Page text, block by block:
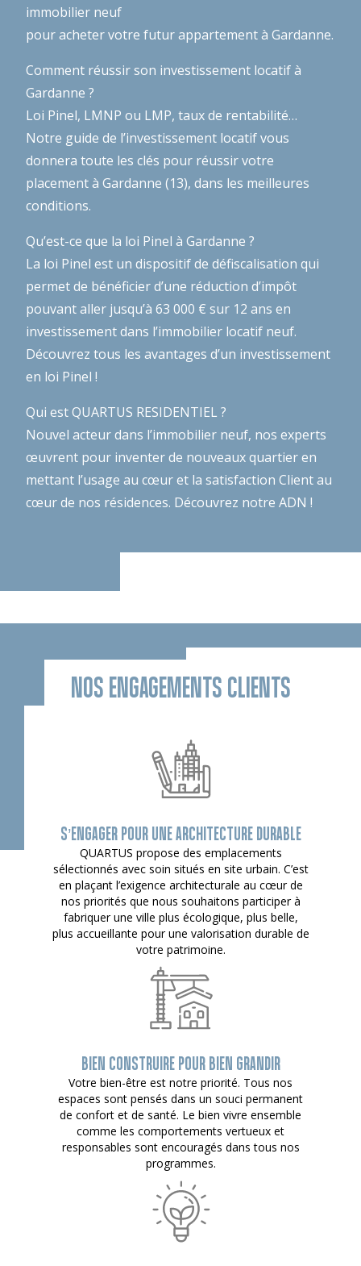
immobilier neuf
pour acheter votre futur appartement à Gardanne.
Comment réussir son investissement locatif à
Gardanne ?
Loi Pinel, LMNP ou LMP, taux de rentabilité…
Notre guide de l’investissement locatifvous
donnera toute les clés pour réussir votre
placement à Gardanne (13), dans les meilleures
conditions.
Qu’est-ce que la loi Pinel à Gardanne ?
La loi Pinel est un dispositif de défiscalisation qui
permet de bénéficier d’une réduction d’impôt
pouvant aller jusqu’à 63 000 € sur 12 ans en
investissement dans l’immobilier locatif neuf.
Découvrez tous les avantages d’un investissement
en loi Pinel !
Qui est QUARTUS RESIDENTIEL ?
Nouvel acteur dans l’immobilier neuf, nos experts
œuvrent pour inventer de nouveaux quartier en
mettant l’usage au cœur et la satisfaction Client au
cœur de nos résidences. Découvrez notre ADN !
NOS ENGAGEMENTS CLIENTS
S’ENGAGER POUR UNE ARCHITECTURE DURABLE
QUARTUS propose des emplacements
sélectionnés avec soin situés en site urbain. C’est
en plaçant l’exigence architecturale au cœur de
nos priorités que nous souhaitons participer à
fabriquer une ville plus écologique, plus belle,
plus accueillante pour une valorisation durable de
votre patrimoine.
BIEN CONSTRUIRE POUR BIEN GRANDIR
Votre bien-être est notre priorité. Tous nos
espaces sont pensés dans un souci permanent
de confort et de santé. Le bien vivre ensemble
comme les comportements vertueux et
responsables sont encouragés dans tous nos
programmes.